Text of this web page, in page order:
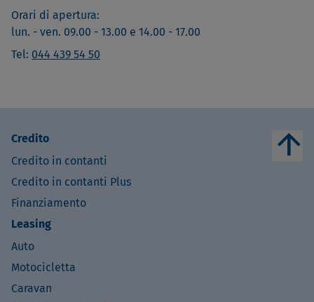
Orari di apertura:
lun. - ven. 09.00 - 13.00 e 14.00 - 17.00
Tel: 044 439 54 50
Credito
Credito in contanti
Credito in contanti Plus
Finanziamento
Leasing
Auto
Motocicletta
Caravan
arrow_upward